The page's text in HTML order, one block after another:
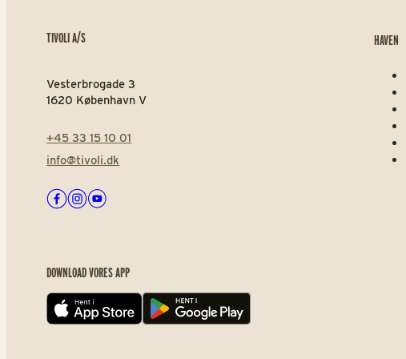
TIVOLI A/S
Vesterbrogade 3
1620 København V
+45 33 15 10 01
info@tivoli.dk
Facebook
Instagram
Youtube
DOWNLOAD VORES APP
App store Play store
HAVEN